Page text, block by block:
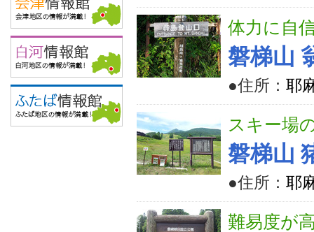
体力に自
磐梯山
●住所： 耶
スキー場
磐梯山
●住所： 耶
難易度が